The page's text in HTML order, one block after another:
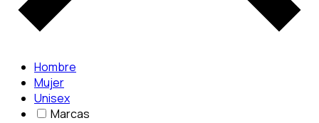
Hombre
Mujer
Unisex
Marcas